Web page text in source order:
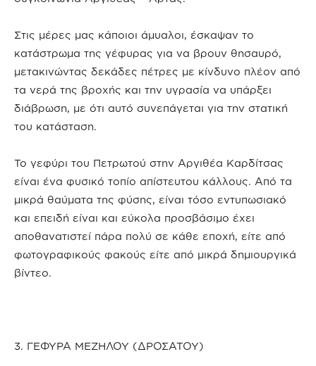
Στις μέρες μας κάποιοι άμυαλοι, έσκαψαν το
κατάστρωμα της γέφυρας για να βρουν θησαυρό,
μετακινώντας δεκάδες πέτρες με κίνδυνο πλέον από
τα νερά της βροχής και την υγρασία να υπάρξει
διάβρωση, με ότι αυτό συνεπάγεται για την στατική
του κατάσταση.
Το γεφύρι του Πετρωτού στην Αργιθέα Καρδίτσας
είναι ένα φυσικό τοπίο απίστευτου κάλλους. Από τα
μικρά θαύματα της φύσης, είναι τόσο εντυπωσιακό
και επειδή είναι και εύκολα προσβάσιμο έχει
αποθανατιστεί πάρα πολύ σε κάθε εποχή, είτε από
φωτογραφικούς φακούς είτε από μικρά δημιουργικά
βίντεο.
3. ΓΕΦΥΡΑ ΜΕΖΗΛΟΥ (ΔΡΟΣΑΤΟΥ)